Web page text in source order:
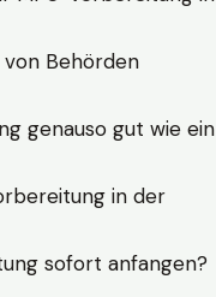
Behörden
genauso gut wie ein
in der
sofort anfangen?